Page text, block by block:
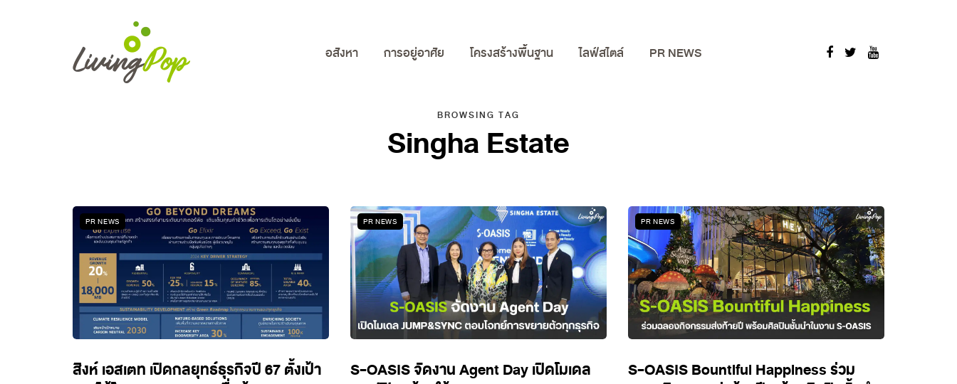
อสังหา การอยู่อาศัย โครงสร้างพื้นฐาน ไลฟ์สไตล์ PR NEWS
BROWSING TAG
Singha Estate
PR NEWS
สิงห์ เอสเตท เปิดกลยุทธ์ธุรกิจปี 67 ตั้งเป้า
PR NEWS
S-OASIS จัดงาน Agent Day เปิดโมเดล
PR NEWS
S-OASIS Bountiful Happiness ร่วม